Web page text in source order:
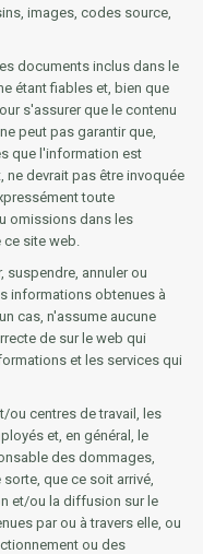
images, codes source,
documents inclus dans le
étant fiables et, bien que
s'assurer que le contenu
peut pas garantir que,
que l'information est
ne devrait pas être invoquée
toute
omissions dans les
site web.
suspendre, annuler ou
informations obtenues à
cas, n'assume aucune
de sur le web qui
et les services qui
ou centres de travail, les
et, en général, le
des dommages,
que ce soit arrivé,
et/ou la diffusion sur le
par ou à travers elle, ou
ou des